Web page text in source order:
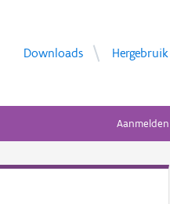
Downloads Hergebruik
Aanmelden